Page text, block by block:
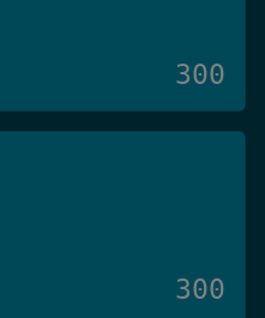
300
300